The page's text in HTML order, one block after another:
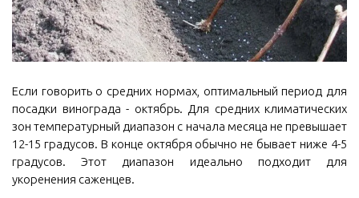
Если говорить о средних нормах, оптимальный период для
посадки винограда - октябрь. Для средних климатических
зон температурный диапазон с начала месяца не превышает
12-15 градусов. В конце октября обычно не бывает ниже 4-5
градусов. Этот диапазон идеально подходит для
укоренения саженцев.